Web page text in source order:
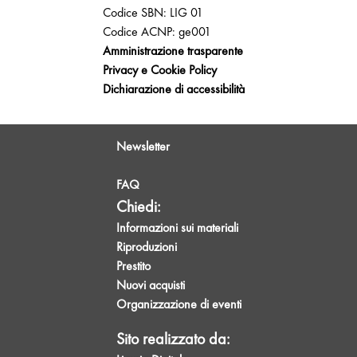
Codice SBN: LIG 01
Codice ACNP: ge001
Amministrazione trasparente
Privacy e Cookie Policy
Dichiarazione di accessibilità
Newsletter
FAQ
Chiedi:
Informazioni sui materiali
Riproduzioni
Prestito
Nuovi acquisti
Organizzazione di eventi
Sito realizzato da: